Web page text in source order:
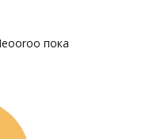
пока